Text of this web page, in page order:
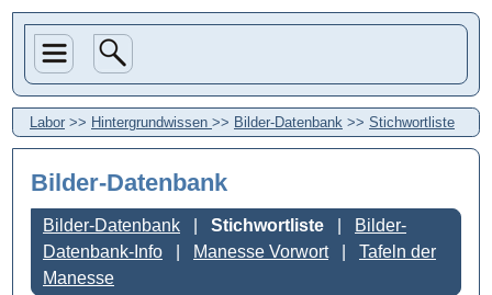
Labor >> Hintergrundwissen >> Bilder-Datenbank >> Stichwortliste
Bilder-Datenbank
Bilder-Datenbank Stichwortliste
Bilder-
Datenbank-Info
Manesse Vorwort
Tafeln der
Manesse